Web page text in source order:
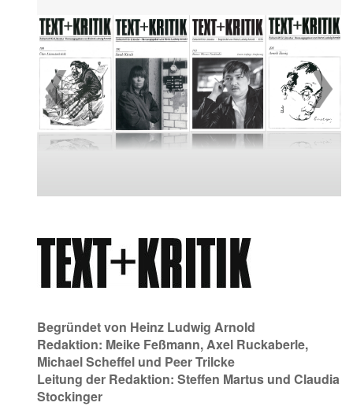
Begründet von Heinz Ludwig Arnold
Redaktion: Meike Feßmann,Axel Ruckaberle,
Michael Scheffel und Peer Trilcke
Leitung der Redaktion: Steffen Martus und Claudia
Stockinger